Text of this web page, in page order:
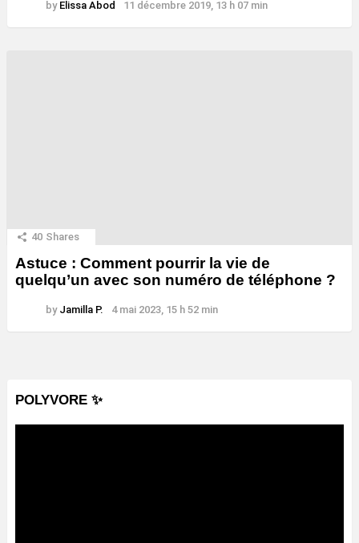
by Elissa Abod 11 décembre 2019, 13 h 07 min
40 Shares
Astuce : Comment pourrir la vie de
quelqu’un avec son numéro de téléphone ?
by Jamilla P. 4 mai 2023, 15 h 52 min
POLYVORE ✨